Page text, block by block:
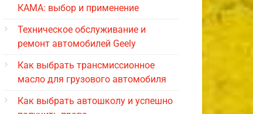
КАМА: выбор и применение
Техническое обслуживание и
ремонт автомобилей Geely
Как выбрать трансмиссионное
масло для грузового автомобиля
Как выбрать автошколу и успешно